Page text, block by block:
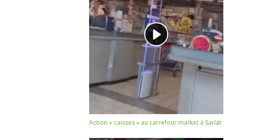
Action « caisses » au carrefour market à Sarlat